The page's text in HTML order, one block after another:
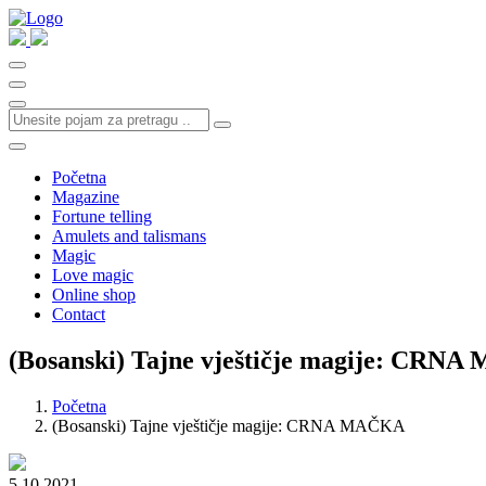
Početna
Magazine
Fortune telling
Amulets and talismans
Magic
Love magic
Online shop
Contact
(Bosanski) Tajne vještičje magije: CRNA
Početna
(Bosanski) Tajne vještičje magije: CRNA MAČKA